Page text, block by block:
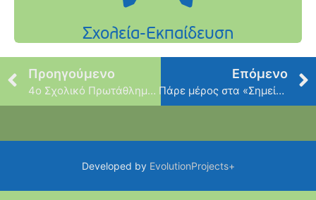
Προηγούμενο
4o Σχολικό Πρωτάθλημα Σκάκι Δήμου
Επόμενο
Πάρε μέρος στα «Σημεία Ανάγνωσης»
Developed by EvolutionProjects+